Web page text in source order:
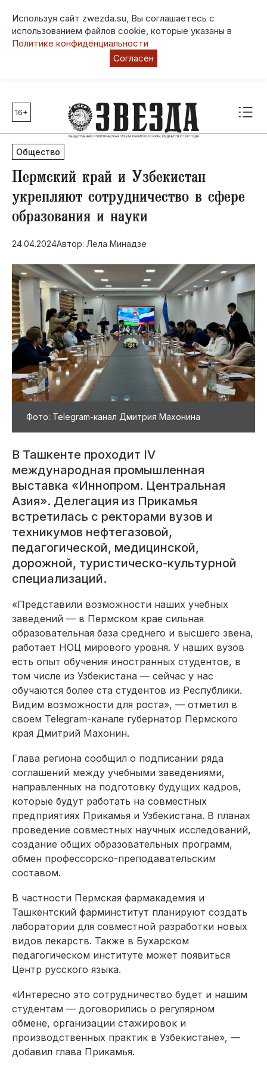
Используя сайт zwezda.su, Вы соглашаетесь с
использованием файлов cookie, которые указаны в
Политике конфиденциальности
Согласен
Главные темы
80 лет Победы
Молодежная столица РФ
СВО
Социальная поддержка
Инфраструктура
Благоустройство
16+
Общество
Пермский край и Узбекистан
укрепляют сотрудничество в сфере
образования и науки
24.04.2024Автор: Лела Минадзе
Фото: Telegram-канал Дмитрия Махонина
В Ташкенте проходит IV
международная промышленная
выставка «Иннопром. Центральная
Азия». Делегация из Прикамья
встретилась с ректорами вузов и
техникумов нефтегазовой,
педагогической, медицинской,
дорожной, туристическо-культурной
специализаций.
«Представили возможности наших учебных
заведений — в Пермском крае сильная
образовательная база среднего и высшего звена,
работает НОЦ мирового уровня. У наших вузов
есть опыт обучения иностранных студентов, в
том числе из Узбекистана — сейчас у нас
обучаются более ста студентов из Республики.
Видим возможности для роста», — отметил в
своем Telegram-канале губернатор Пермского
края Дмитрий Махонин.
Глава региона сообщил о подписании ряда
соглашений между учебными заведениями,
направленных на подготовку будущих кадров,
которые будут работать на совместных
предприятиях Прикамья и Узбекистана. В планах
проведение совместных научных исследований,
создание общих образовательных программ,
обмен профессорско-преподавательским
составом.
В частности Пермская фармакадемия и
Ташкентский фарминститут планируют создать
лаборатории для совместной разработки новых
видов лекарств. Также в Бухарском
педагогическом институте может появиться
Центр русского языка.
«Интересно это сотрудничество будет и нашим
студентам — договорились о регулярном
обмене, организации стажировок и
производственных практик в Узбекистане», —
добавил глава Прикамья.